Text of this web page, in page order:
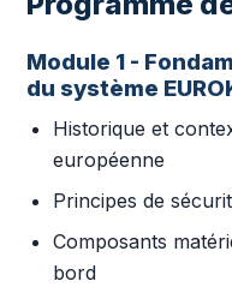
Module 1 -
du système
Historique et
européenne
Principes de
Composants
bord